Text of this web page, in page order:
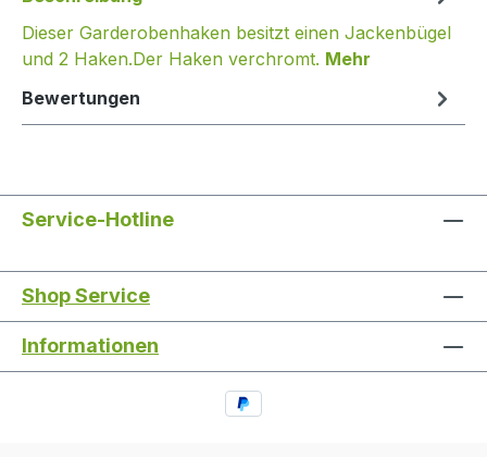
Dieser Garderobenhaken besitzt einen Jackenbügel
und 2 Haken.Der Haken verchromt. Mehr
Bewertungen
Service-Hotline
Shop Service
Informationen